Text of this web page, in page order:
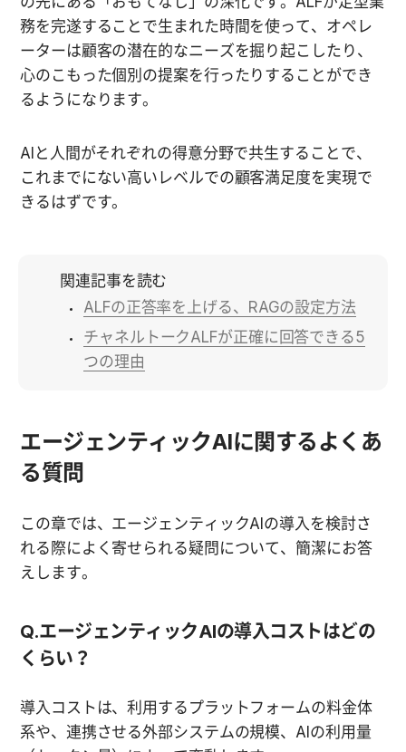
務を完遂することで生まれた時間を使って、オペレ
ーターは顧客の潜在的なニーズを掘り起こしたり、
心のこもった個別の提案を行ったりすることができ
るようになります。
AIと人間がそれぞれの得意分野で共生することで、
これまでにない高いレベルでの顧客満足度を実現で
きるはずです。
関連記事を読む
ALFの正答率を上げる、RAGの設定方法
チャネルトークALFが正確に回答できる5
つの理由
エージェンティックAIに関するよくあ
る質問
この章では、エージェンティックAIの導入を検討さ
れる際によく寄せられる疑問について、簡潔にお答
えします。
Q.エージェンティックAIの導入コストはどの
くらい？
導入コストは、利用するプラットフォームの料金体
系や、連携させる外部システムの規模、AIの利用量